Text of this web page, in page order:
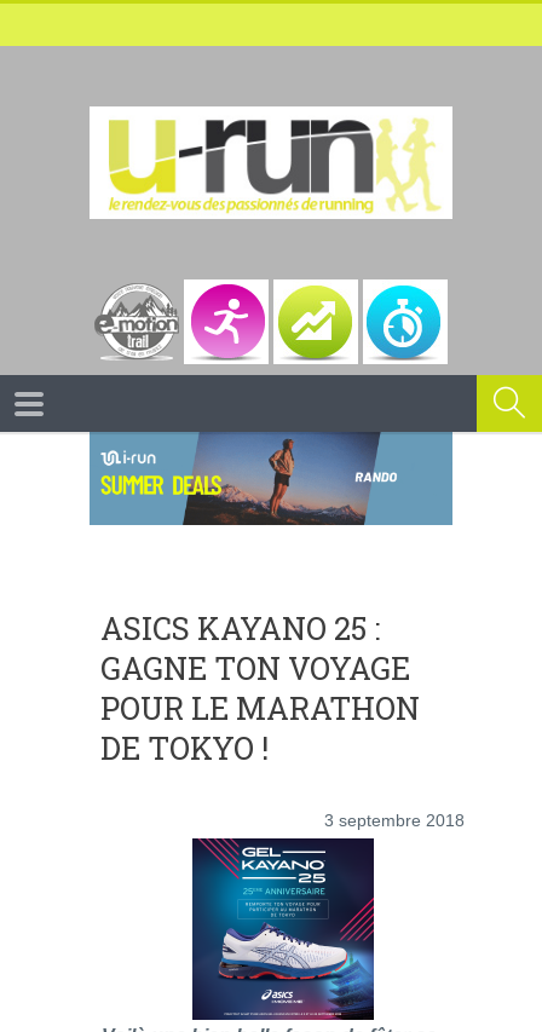
ASICS KAYANO 25 :
GAGNE TON VOYAGE
POUR LE MARATHON
DE TOKYO !
3 septembre 2018